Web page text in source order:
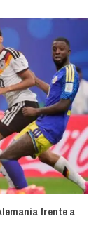
frente a